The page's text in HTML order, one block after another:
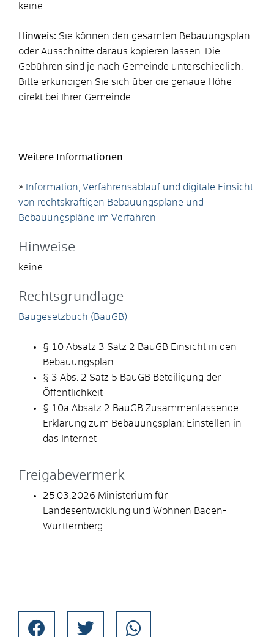
keine
Hinweis: Sie können den gesamten Bebauungsplan
oder Ausschnitte daraus kopieren lassen. Die
Gebühren sind je nach Gemeinde unterschiedlich.
Bitte erkundigen Sie sich über die genaue Höhe
direkt bei Ihrer Gemeinde.
Weitere Informationen
»
Information, Verfahrensablauf und digitale Einsicht
von rechtskräftigen Bebauungspläne und
Bebauungspläne im Verfahren
Hinweise
keine
Rechtsgrundlage
Baugesetzbuch (BauGB)
§ 10 Absatz 3 Satz 2 BauGB Einsicht in den
Bebauungsplan
§ 3 Abs. 2 Satz 5 BauGB Beteiligung der
Öffentlichkeit
§ 10a Absatz 2 BauGB Zusammenfassende
Erklärung zum Bebauungsplan; Einstellen in
das Internet
Freigabevermerk
25.03.2026 Ministerium für
Landesentwicklung und Wohnen Baden-
Württemberg